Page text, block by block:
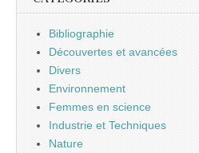
Bibliographie
Découvertes et avancées
Divers
Environnement
Femmes en science
Industrie et Techniques
Nature